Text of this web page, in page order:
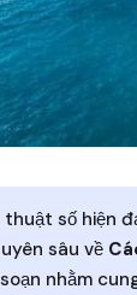
số hiện
sâu về
nhằm